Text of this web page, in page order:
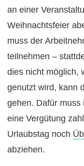
an einer
Weihnachtsfeier
muss der
teilnehmen –
dies nicht möglich,
genutzt wird, kann
gehen. Dafür muss
eine Vergütung
Urlaubstag noch
abziehen.